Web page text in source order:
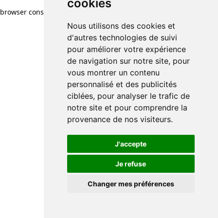
cookies
Nous utilisons des cookies et
d'autres technologies de suivi
pour améliorer votre expérience
de navigation sur notre site, pour
vous montrer un contenu
personnalisé et des publicités
ciblées, pour analyser le trafic de
notre site et pour comprendre la
provenance de nos visiteurs.
J'accepte
Je refuse
Changer mes préférences
browser console for more information)